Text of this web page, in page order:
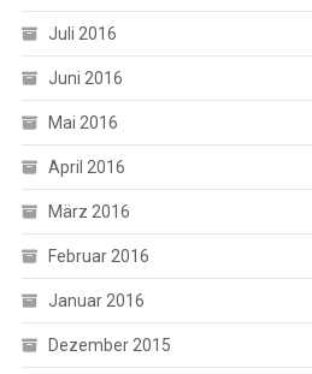
Juli 2016
Juni 2016
Mai 2016
April 2016
März 2016
Februar 2016
Januar 2016
Dezember 2015